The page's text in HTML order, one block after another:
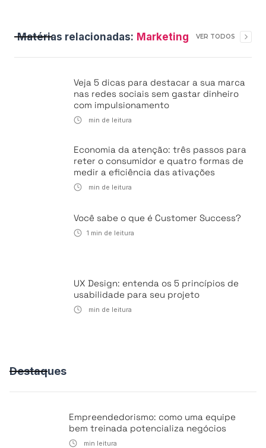
Matérias relacionadas: Marketing VER TODOS
Veja 5 dicas para destacar a sua marca
nas redes sociais sem gastar dinheiro
com impulsionamento
min de leitura
Economia da atenção: três passos para
reter o consumidor e quatro formas de
medir a eficiência das ativações
min de leitura
Você sabe o que é Customer Success?
1 min de leitura
UX Design: entenda os 5 princípios de
usabilidade para seu projeto
min de leitura
Destaques
Empreendedorismo: como uma equipe
bem treinada potencializa negócios
min leitura